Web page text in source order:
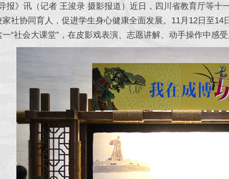
》讯（记者 王浚录 摄影报道）近日，四川省教育厅等十
社协同育人，促进学生身心健康全面发展。11月12日至
“社会大课堂”，在皮影戏表演、志愿讲解、动手操作中感受